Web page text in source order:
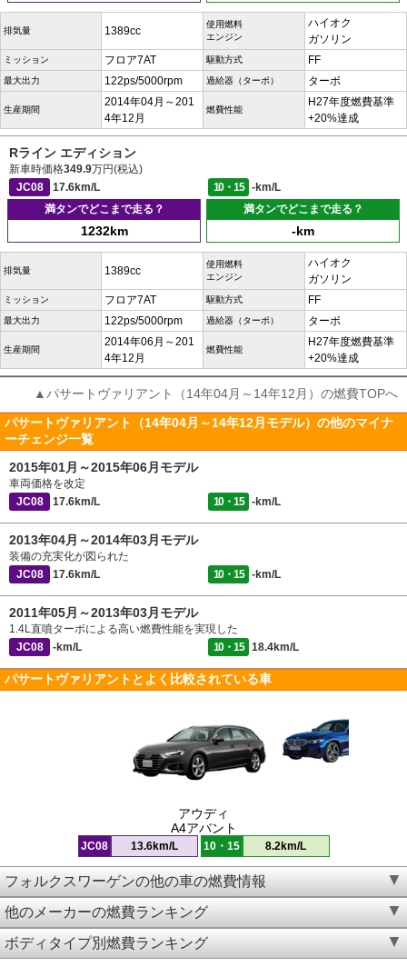
排気量 1389cc
使用燃料
エンジン
ハイオク
ガソリン
ミッション フロア7AT 駆動方式 FF
最大出力 122ps/5000rpm 過給器（ターボ） ターボ
生産期間
2014年04月～201
4年12月
燃費性能
H27年度燃費基準
+20%達成
Rライン エディション
新車時価格349.9万円(税込)
JC08
17.6km/L 10・15
-km/L
満タンでどこまで走る？
1232km
満タンでどこまで走る？
-km
排気量 1389cc
使用燃料
エンジン
ハイオク
ガソリン
ミッション フロア7AT 駆動方式 FF
最大出力 122ps/5000rpm 過給器（ターボ） ターボ
生産期間
2014年06月～201
4年12月
燃費性能
H27年度燃費基準
+20%達成
▲パサートヴァリアント（14年04月～14年12月）の燃費TOPへ
パサートヴァリアント（14年04月～14年12月モデル）の他のマイナ
ーチェンジ一覧
2015年01月～2015年06月モデル
車両価格を改定
JC08
17.6km/L 10・15 -km/L
2013年04月～2014年03月モデル
装備の充実化が図られた
JC08
17.6km/L 10・15 -km/L
2011年05月～2013年03月モデル
1.4L直噴ターボによる高い燃費性能を実現した
JC08
-km/L 10・15 18.4km/L
パサートヴァリアントとよく比較されている車
アウディ
A4アバント
JC08 13.6km/L 10・15 8.2km/L
フォルクスワーゲンの他の車の燃費情報
他のメーカーの燃費ランキング
ボディタイプ別燃費ランキング